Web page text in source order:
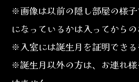
※画像は以前の隠し部屋の様
になっているかは入ってからの
※入室には誕生月を証明でき
※誕生月以外の方は、お連れ